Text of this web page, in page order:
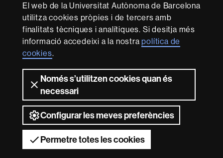
El web de la Universitat Autònoma de Barcelona
utilitza cookies pròpies i de tercers amb
finalitats tècniques i analítiques. Si desitja més
informació accedeixi a la nostrapolítica de
cookies.
Només s’utilitzen cookies quan és
necessari
Configurar les meves preferències
Permetre totes les cookies
in
Research
-
Euraxess
Amb el finançament de
Sobre
aquest
web
Avís legal
web Accessibilitat web Mapa del web UAB
2026 Universitat Autònoma de Barcelona